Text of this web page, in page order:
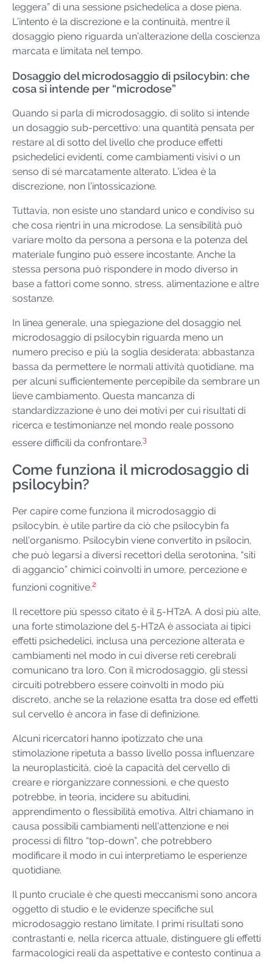
leggera” di una sessione psichedelica a dose piena.
L’intento è la discrezione e la continuità, mentre il
dosaggio pieno riguarda un’alterazione della coscienza
marcata e limitata nel tempo.
Dosaggio del microdosaggio di psilocybin: che
cosa si intende per “microdose”
Quando si parla di microdosaggio, di solito si intende
un dosaggio sub-percettivo: una quantità pensata per
restare al di sotto del livello che produce effetti
psichedelici evidenti, come cambiamenti visivi o un
senso di sé marcatamente alterato. L’idea è la
discrezione, non l’intossicazione.
Tuttavia, non esiste uno standard unico e condiviso su
che cosa rientri in una microdose. La sensibilità può
variare molto da persona a persona e la potenza del
materiale fungino può essere incostante. Anche la
stessa persona può rispondere in modo diverso in
base a fattori come sonno, stress, alimentazione e altre
sostanze.
In linea generale, una spiegazione del dosaggio nel
microdosaggio di psilocybin riguarda meno un
numero preciso e più la soglia desiderata: abbastanza
bassa da permettere le normali attività quotidiane, ma
per alcuni sufficientemente percepibile da sembrare un
lieve cambiamento. Questa mancanza di
standardizzazione è uno dei motivi per cui risultati di
ricerca e testimonianze nel mondo reale possono
essere difficili da confrontare.3
Come funziona il microdosaggio di
psilocybin?
Per capire come funziona il microdosaggio di
psilocybin, è utile partire da ciò che psilocybin fa
nell’organismo. Psilocybin viene convertito in psilocin,
che può legarsi a diversi recettori della serotonina, “siti
di aggancio” chimici coinvolti in umore, percezione e
funzioni cognitive.2
Il recettore più spesso citato è il 5-HT2A. A dosi più alte,
una forte stimolazione del 5-HT2A è associata ai tipici
effetti psichedelici, inclusa una percezione alterata e
cambiamenti nel modo in cui diverse reti cerebrali
comunicano tra loro. Con il microdosaggio, gli stessi
circuiti potrebbero essere coinvolti in modo più
discreto, anche se la relazione esatta tra dose ed effetti
sul cervello è ancora in fase di definizione.
Alcuni ricercatori hanno ipotizzato che una
stimolazione ripetuta a basso livello possa influenzare
la neuroplasticità, cioè la capacità del cervello di
creare e riorganizzare connessioni, e che questo
potrebbe, in teoria, incidere su abitudini,
apprendimento o flessibilità emotiva. Altri chiamano in
causa possibili cambiamenti nell’attenzione e nei
processi di filtro “top-down”, che potrebbero
modificare il modo in cui interpretiamo le esperienze
quotidiane.
Il punto cruciale è che questi meccanismi sono ancora
oggetto di studio e le evidenze specifiche sul
microdosaggio restano limitate. I primi risultati sono
contrastanti e, nella ricerca attuale, distinguere gli effetti
farmacologici reali da aspettative e contesto continua a